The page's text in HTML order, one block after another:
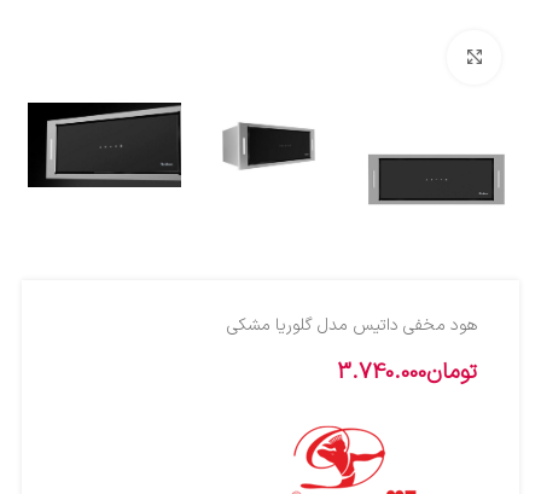
هود مخفی داتیس مدل گلوریا مشکی
تومان3.740.000